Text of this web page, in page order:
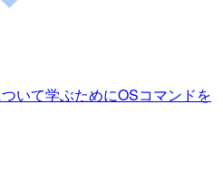
いて学ぶためにOSコマンドを